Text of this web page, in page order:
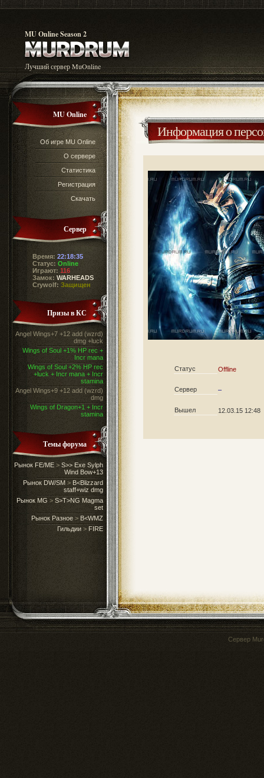
MU Online Season 2
Лучший сервер MuOnline
MU Online
Об игре MU Online
О сервере
Статистика
Регистрация
Скачать
Сервер
Время: 22:18:35
Статус: Online
Играют: 116
Замок: WARHEADS
Crywolf: Защищен
Призы в КС
Angel Wings+7 +12 add (wzrd)
dmg +luck
Wings of Soul +1% HP rec +
Incr mana
Wings of Soul +2% HP rec
+luck + Incr mana + Incr
stamina
Angel Wings+9 +12 add (wzrd)
dmg
Wings of Dragon+1 + Incr
stamina
Темы форума
Рынок FE/ME > S>> Exe Sylph
Wind Bow+13
Рынок DW/SM > B<Blizzard
staff+wiz dmg
Рынок MG > S>T>NG Magma
set
Рынок Разное > B<WMZ
Гильдии > FIRE
Информация о
Статус Offline
Сервер –
Вышел 12.03.15 12:48
Сервер